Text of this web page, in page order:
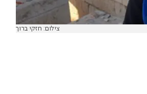
צילום: חזקי ברוך